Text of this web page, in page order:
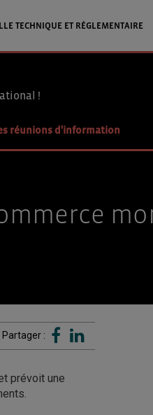
TECHNIQUE ET RÉGLEMENTAIRE
!
réunions d'information
Partager :
prévoit une